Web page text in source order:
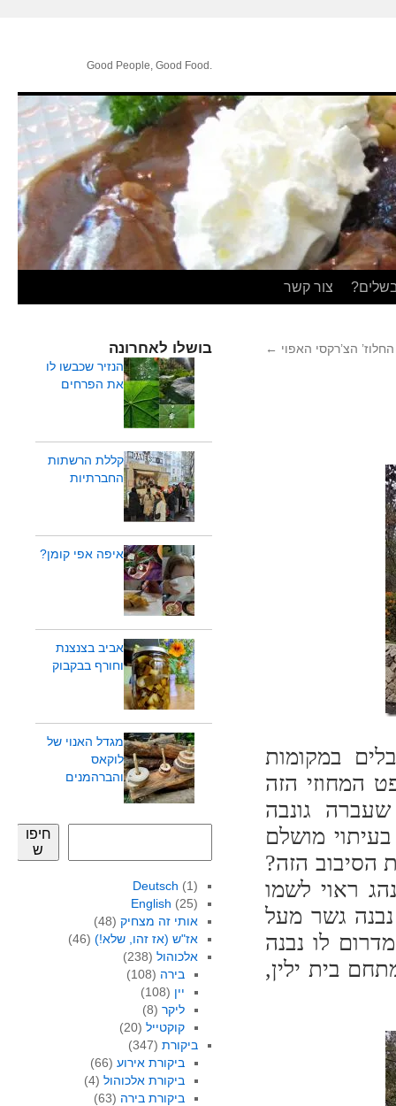
.Good People, Good Food
צור קשר
הצ’רקסי האפוי ←
במקומות
המחוזי הזה
גונבה
מושלם
את הסיבוב הזה?
ראוי לשמו
גשר מעל
לו נבנה
בית ילין,
בושלו לאחרונה
הנזיר שכבשו לו
את הפרחים
קללת הרשתות
החברתיות
איפה אפי קומן?
אביב בצנצנת
וחורף בבקבוק
מגדל האנוי של
לוקאס
והברהמנים
חיפו
ש
Deutsch (1)
English (25)
אותי זה מצחיק(48)
אז"ש (אז זהו, שלא!)(46)
אלכוהול(238)
בירה (108)
יין (108)
ליקר (8)
קוקטייל (20)
ביקורת(347)
ביקורת אירוע (66)
ביקורת אלכוהול (4)
ביקורת בירה (63)